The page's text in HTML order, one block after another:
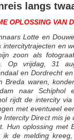
langs
OPLOSSING VAN
Lotte en
intercitytrajecten en
zoon als
Op vrijdag, 31
en Dordrecht
Breda waren,
naar Schiphol
rijdt de intercity
met eventueel
Intercity Direct mis je
Hun oplossing met
ik de melding